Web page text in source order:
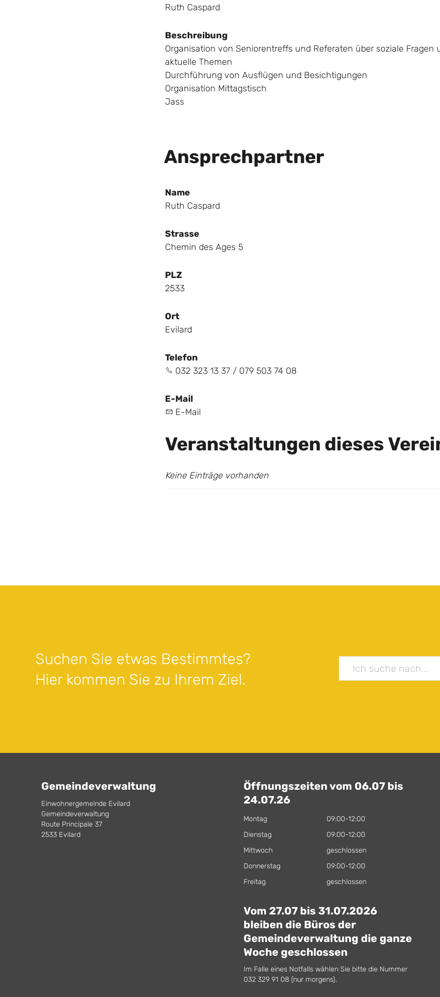
Ruth Caspard
Beschreibung
Organisation von Seniorentreffs und Referaten über soziale Fragen
aktuelle Themen
Durchführung von Ausflügen und Besichtigungen
Organisation Mittagstisch
Jass
Ansprechpartner
Name
Ruth Caspard
Strasse
Chemin des Ages 5
PLZ
2533
Ort
Evilard
Telefon
032 323 13 37 / 079 503 74 08
E-Mail
E-Mail
Veranstaltungen dieses
Keine Einträge vorhanden
Suchen Sie etwas Bestimmtes?
Hier kommen Sie zu Ihrem Ziel.
Gemeindeverwaltung
Einwohnergemeinde Evilard
Gemeindeverwaltung
Route Principale 37
2533 Evilard
Öffnungszeiten vom 06.07 bis
24.07.26
Montag
09:00-12:00
Dienstag
09:00-12:00
Mittwoch
geschlossen
Donnerstag
09:00-12:00
Freitag
geschlossen
Vom 27.07 bis 31.07.2026
bleiben die Büros der
Gemeindeverwaltung die ganze
Woche geschlossen
Im Falle eines Notfalls wählen Sie bitte die Nummer
032 329 91 08 (nur morgens).